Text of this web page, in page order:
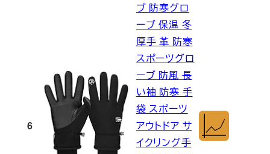
6
ブ 防寒グロ
ーブ 保温 冬
厚手 革 防寒
スポーツグロ
ーブ 防風 長
い袖 防寒 手
袋 スポーツ
アウトドア サ
イクリング手